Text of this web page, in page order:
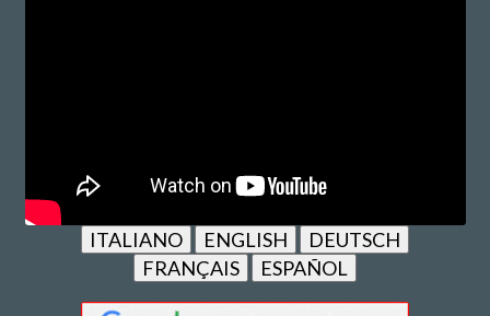
ITALIANO ENGLISH
DEUTSCH
FRANÇAIS
ESPAÑOL